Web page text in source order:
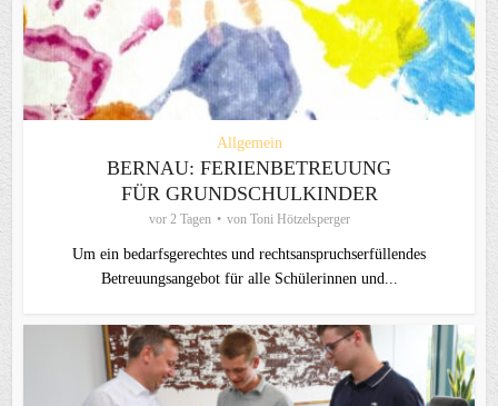
Allgemein
BERNAU: FERIENBETREUUNG
FÜR GRUNDSCHULKINDER
vor 2 Tagen von Toni Hötzelsperger
Um ein bedarfsgerechtes und rechtsanspruchserfüllendes
Betreuungsangebot für alle Schülerinnen und...